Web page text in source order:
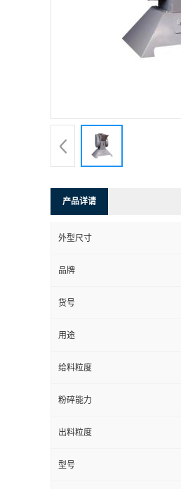
产品详请
外型尺寸
品牌
货号
用途
给料粒度
粉碎能力
出料粒度
型号